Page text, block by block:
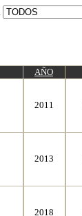
AÑO
2011
2013
2018